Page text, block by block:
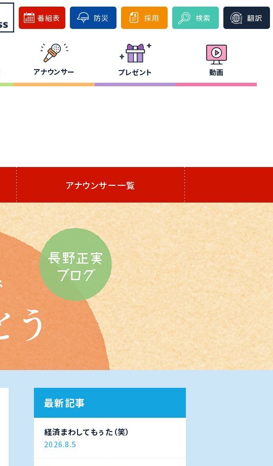
番組表 防災 採用 検索 翻訳
アナウンサー プレゼント 動画
アナウンサー一覧
最新記事
経済まわしてもぅた（笑）
2026.8.5